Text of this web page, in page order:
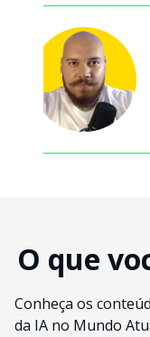
O que
Conheça os
da IA no Mundo